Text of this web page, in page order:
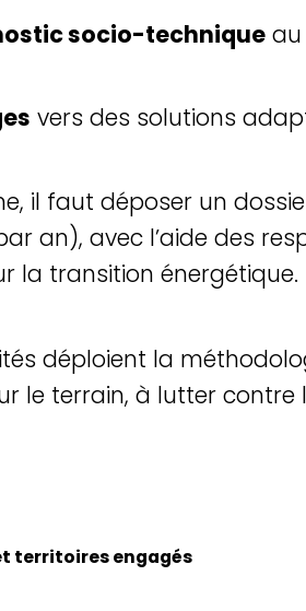
socio-techniqueau
vers des solutions
il faut déposer un
an), avec l’aide des
la transition énergétique.
déploient la
le terrain, à lutter contre
territoires engagés